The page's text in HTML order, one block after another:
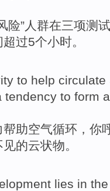
险”人群在三项测试
超过5个小时。
to help circulate
tendency to form
帮助空气循环 ， 你
见的云状物。
lies in